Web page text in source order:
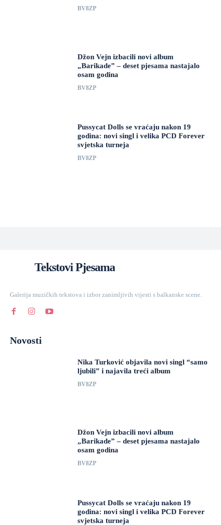
BV8ZP
Džon Vejn izbacili novi album
„Barikade” – deset pjesama nastajalo
osam godina
BV8ZP
Pussycat Dolls se vraćaju nakon 19
godina: novi singl i velika PCD Forever
svjetska turneja
BV8ZP
Tekstovi Pjesama
Galerija muzičkih tekstova i izbor zanimljivih vijesti s balkanske scene.
Novosti
Nika Turković objavila novi singl “samo
ljubili” i najavila treći album
BV8ZP
Džon Vejn izbacili novi album
„Barikade” – deset pjesama nastajalo
osam godina
BV8ZP
Pussycat Dolls se vraćaju nakon 19
godina: novi singl i velika PCD Forever
svjetska turneja